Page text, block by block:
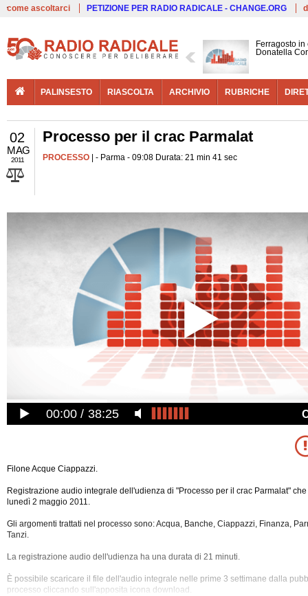
come ascoltarci PETIZIONE PER RADIO RADICALE - CHANGE.ORG
Ferragosto
Donatella
PALINSESTO RIASCOLTA ARCHIVIO RUBRICHE
02
MAG
2011
Processo per il crac Parmalat
PROCESSO | - Parma - 09:08 Durata: 21 min 41 sec
00:00 38:25
Filone Acque Ciappazzi.
Registrazione audio integrale dell'udienza di "Processo per il crac Parmalat"
lunedì 2 maggio 2011.
Gli argomenti trattati nel processo sono: Acqua, Banche, Ciappazzi, Finanza,
Tanzi.
La registrazione audio dell'udienza ha una durata di 21 minuti.
È possibile scaricare il file dell'audio integrale nelle prime 3 settimane dalla
processo cliccando sull'apposita icona download.